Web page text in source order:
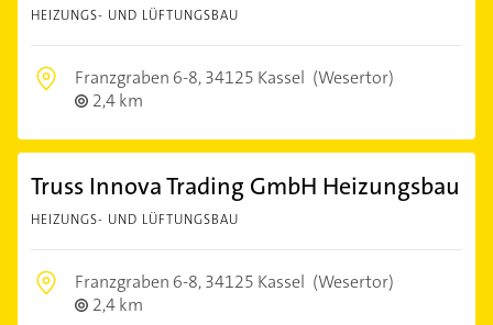
HEIZUNGS- UND LÜFTUNGSBAU
Franzgraben 6-8,34125 Kassel (Wesertor)
2,4 km
Truss Innova Trading GmbH Heizungsbau
HEIZUNGS- UND LÜFTUNGSBAU
Franzgraben 6-8,34125 Kassel (Wesertor)
2,4 km